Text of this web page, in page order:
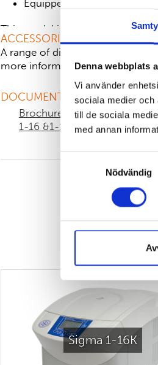
Denna webbplats
Vi använder
sociala medier och
till de sociala
med annan
Samtyckesval
Nödvändig
Equipped with user friendly
This model is also available as a
1-16K.
ACCESSORIES
A range of different rotors are
more information.
DOCUMENTATION
Brochure centrifuge Sigma
1-16 &1-16K
Sigma 1-16K